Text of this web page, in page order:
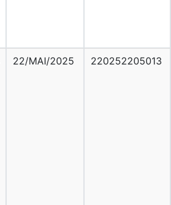
22/MAI/2025 220252205013